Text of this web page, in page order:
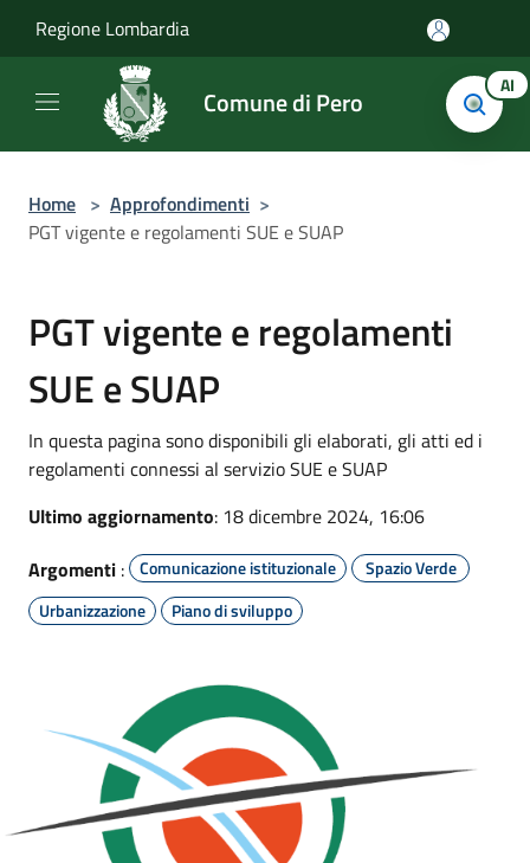
Regione Lombardia
Comune di Pero AI
Home > Approfondimenti >
PGT vigente e regolamenti SUE e SUAP
PGT vigente e regolamenti
SUE e SUAP
In questa pagina sono disponibili gli elaborati, gli atti ed i
regolamenti connessi al servizio SUE e SUAP
Ultimo aggiornamento: 18 dicembre 2024, 16:06
Argomenti : Comunicazione istituzionale
Spazio Verde
Urbanizzazione
Piano di sviluppo